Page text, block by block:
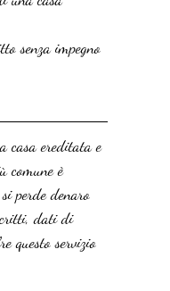
senza impegno
casa ereditata e
comune è
perde denaro
dati di
questo servizio